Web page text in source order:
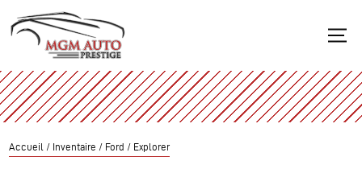
Accueil / Inventaire / Ford / Explorer